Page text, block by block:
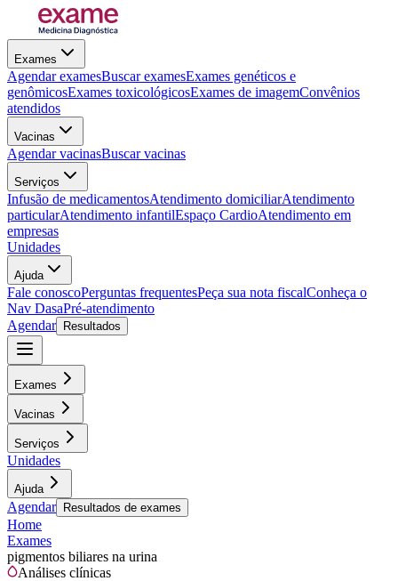
Exames
Agendar examesBuscar examesExames genéticos e
genômicosExames toxicológicosExames de imagemConvênios
atendidos
Vacinas
Agendar vacinasBuscar vacinas
Serviços
Infusão de medicamentosAtendimento domiciliarAtendimento
particularAtendimento infantilEspaço CardioAtendimento em
empresas
Unidades
Ajuda
Fale conoscoPerguntas frequentesPeça sua nota fiscalConheça o
Nav DasaPré-atendimento
Agendar
Resultados
Exames
Vacinas
Serviços
Unidades
Ajuda
Agendar Resultados de exames
Home
Exames
pigmentos biliares na urina
Análises clínicas